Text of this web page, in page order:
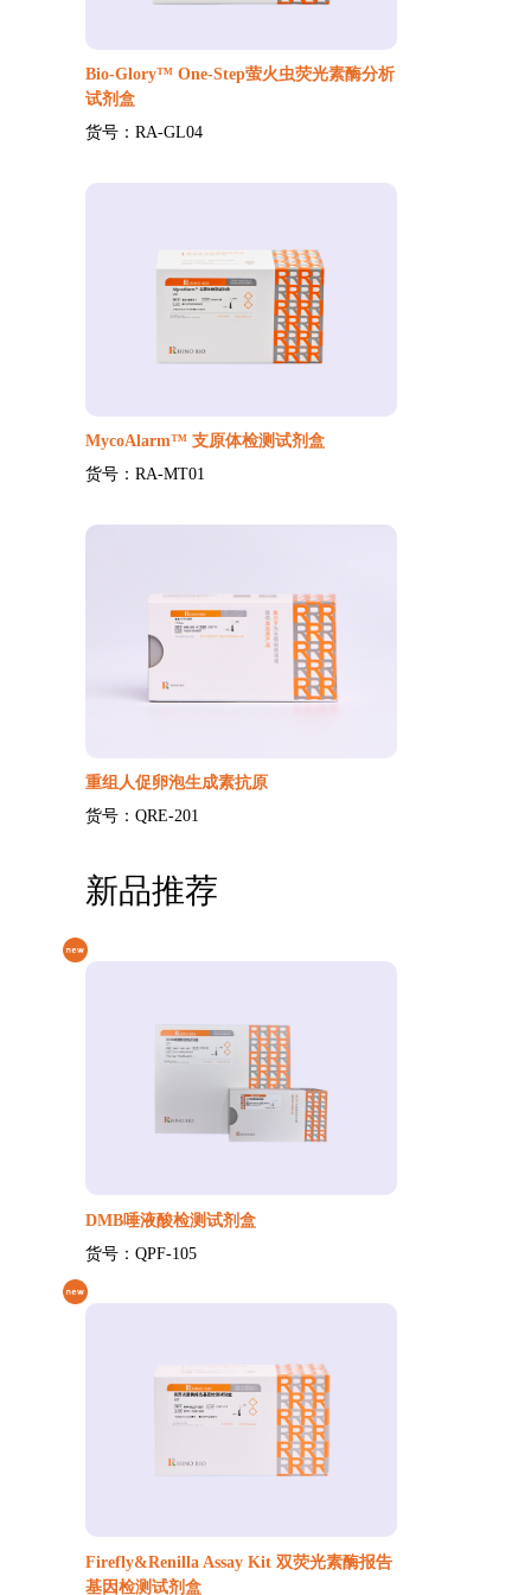
Bio-Glory™ One-Step萤火虫荧光素酶分析
试剂盒
货号：RA-GL04
MycoAlarm™ 支原体检测试剂盒
货号：RA-MT01
重组人促卵泡生成素抗原
货号：QRE-201
新品推荐
DMB唾液酸检测试剂盒
货号：QPF-105
Firefly&Renilla Assay Kit 双荧光素酶报告
基因检测试剂盒